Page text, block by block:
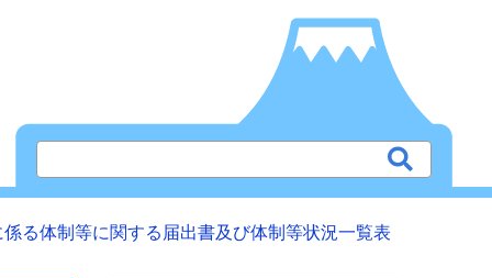
る体制等に関する届出書及び体制等状況一覧表